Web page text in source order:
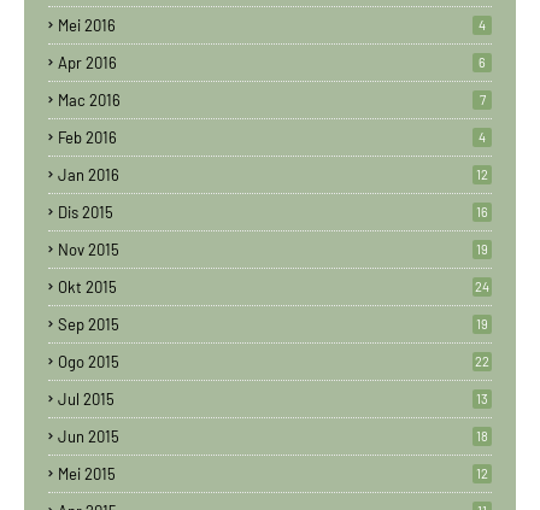
Mei 2016 4
Apr 2016 6
Mac 2016 7
Feb 2016 4
Jan 2016 12
Dis 2015 16
Nov 2015 19
Okt 2015 24
Sep 2015 19
Ogo 2015 22
Jul 2015 13
Jun 2015 18
Mei 2015 12